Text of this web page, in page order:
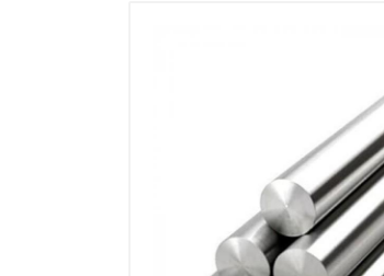
Производство
Штакетник